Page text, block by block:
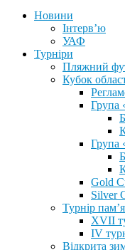
Новини
Інтерв’ю
УАФ
Турніри
Пляжний
Кубок
Група
Група
Gold
Silver
Турнір
XVII
IV
Відкрита